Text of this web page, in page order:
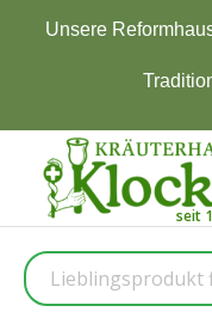
Reformhaus-
Tradition